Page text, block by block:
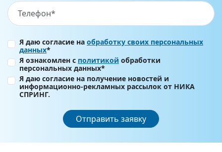
Я даю согласие на обработку своих персональных
данных*
Я ознакомлен с политикой обработки
персональных данных*
Я даю согласие на получение новостей и
информационно-рекламных рассылок от НИКА
СПРИНГ.
Отправить заявку